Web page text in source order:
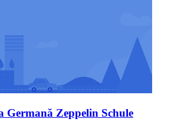
Germană Zeppelin Schule